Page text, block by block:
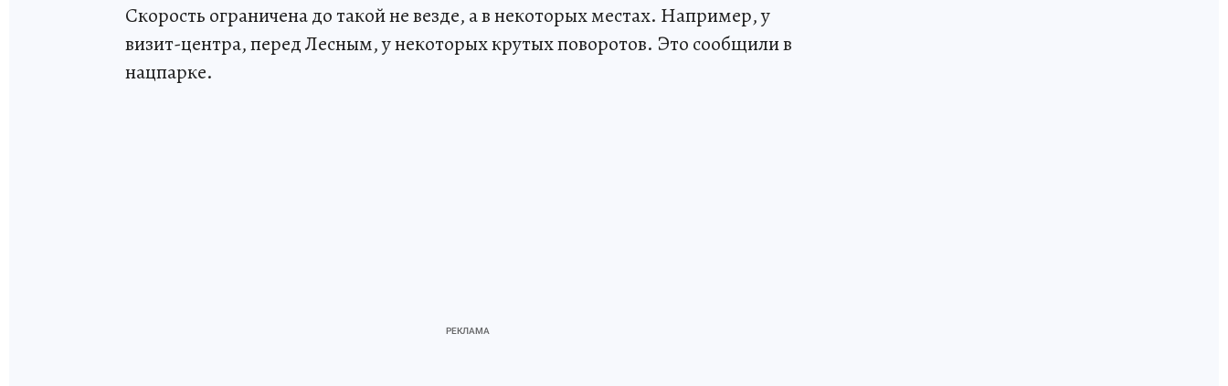
Скорость ограничена до такой не везде, а в некоторых местах. Например, у
визит-центра, перед Лесным, у некоторых крутых поворотов. Это сообщили в
нацпарке.